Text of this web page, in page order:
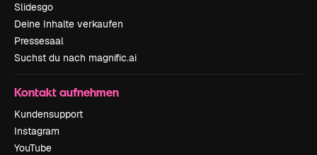
Slidesgo
Deine Inhalte verkaufen
Pressesaal
Suchst du nach magnific.ai
Kontakt aufnehmen
Kundensupport
Instagram
YouTube